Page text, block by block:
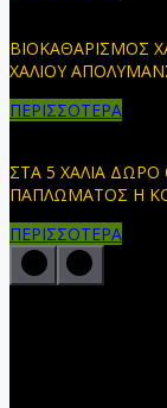
ΒΙΟΚΑΘΑΡΙΣΜΟΣ
ΧΑΛΙΟΥ
ΠΕΡΙΣΣΟΤΕΡΑ
ΣΤΑ 5 ΧΑΛΙΑ
ΠΑΠΛΩΜΑΤΟΣ Η
ΠΕΡΙΣΣΟΤΕΡΑ